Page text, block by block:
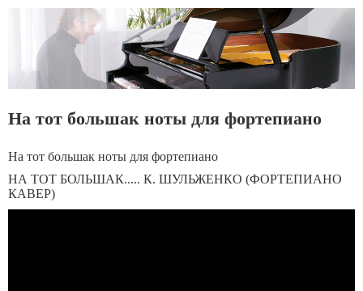
На тот большак ноты для фортепиано
На тот большак ноты для фортепиано
НА ТОТ БОЛЬШАК..... К. ШУЛЬЖЕНКО (ФОРТЕПИАНО
КАВЕР)